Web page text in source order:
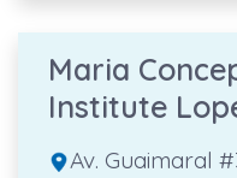
Maria
Institute
Av. Guaimaral